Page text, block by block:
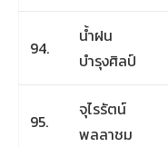
94.
น้ำฝน
บำรุงศิลป์
95.
จุไรรัตน์
พลลาชม